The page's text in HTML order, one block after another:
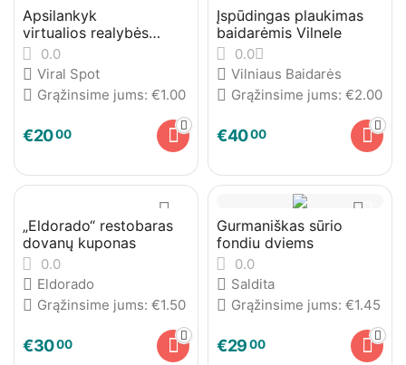
Apsilankyk
virtualios realybės
pasaulyje
0.0
Viral Spot
Grąžinsime jums: €1.00
€2000
Įspūdingas plaukimas
baidarėmis Vilnele
0.0
Vilniaus Baidarės
Grąžinsime jums: €2.00
€4000
„Eldorado“ restobaras
dovanų kuponas
0.0
Eldorado
Grąžinsime jums: €1.50
€3000
Gurmaniškas sūrio
fondiu dviems
0.0
Saldita
Grąžinsime jums: €1.45
€2900